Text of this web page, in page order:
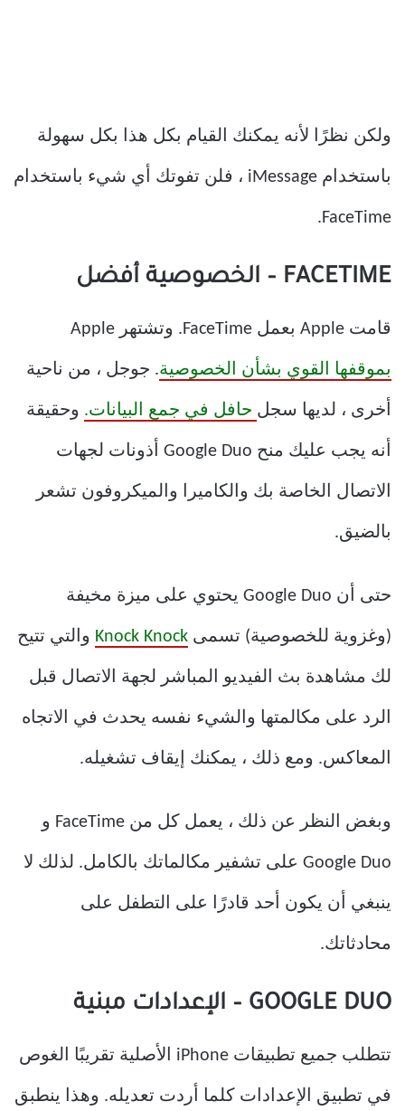
ولكن نظرًا لأنه يمكنك القيام بكل هذا بكل سهولة
باستخدام iMessage ، فلن تفوتك أي شيء باستخدام
FaceTime.
FACETIME – الخصوصية أفضل
قامت Apple بعمل FaceTime. وتشتهر Apple
بموقفها القوي بشأن الخصوصية. جوجل ، من ناحية
أخرى ، لديها سجل حافل في جمع البيانات. وحقيقة
أنه يجب عليك منح Google Duo أذونات لجهات
الاتصال الخاصة بك والكاميرا والميكروفون تشعر
بالضيق.
حتى أن Google Duo يحتوي على ميزة مخيفة
(وغزوية للخصوصية) تسمى Knock Knock والتي تتيح
لك مشاهدة بث الفيديو المباشر لجهة الاتصال قبل
الرد على مكالمتها والشيء نفسه يحدث في الاتجاه
المعاكس. ومع ذلك ، يمكنك إيقاف تشغيله.
وبغض النظر عن ذلك ، يعمل كل من FaceTime و
Google Duo على تشفير مكالماتك بالكامل. لذلك لا
ينبغي أن يكون أحد قادرًا على التطفل على
محادثاتك.
GOOGLE DUO – الإعدادات مبنية
تتطلب جميع تطبيقات iPhone الأصلية تقريبًا الغوص
في تطبيق الإعدادات كلما أردت تعديله. وهذا ينطبق